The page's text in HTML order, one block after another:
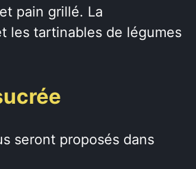
pain grillé. La
les tartinables de légumes
seront proposés dans